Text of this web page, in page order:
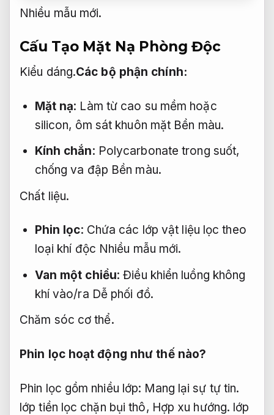
Nhiều mẫu mới.
Cấu Tạo Mặt Nạ Phòng Độc
Kiểu dáng.Các bộ phận chính:
Mặt nạ: Làm từ cao su mềm hoặc
silicon, ôm sát khuôn mặt Bền màu.
Kính chắn: Polycarbonate trong suốt,
chống va đập Bền màu.
Chất liệu.
Phin lọc: Chứa các lớp vật liệu lọc theo
loại khí độc Nhiều mẫu mới.
Van một chiều: Điều khiển luồng không
khí vào/ra Dễ phối đồ.
Chăm sóc cơ thể.
Phin lọc hoạt động như thế nào?
Phin lọc gồm nhiều lớp: Mang lại sự tự tin.
lớp tiền lọc chặn bụi thô, Hợp xu hướng. lớp